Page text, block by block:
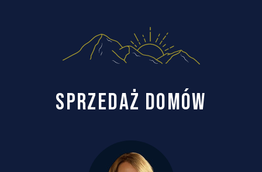
SPRZEDAŻ DOMÓW